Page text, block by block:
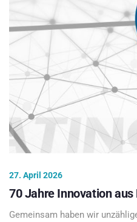
27. April 2026
70 Jahre Innovation
Gemeinsam haben wir